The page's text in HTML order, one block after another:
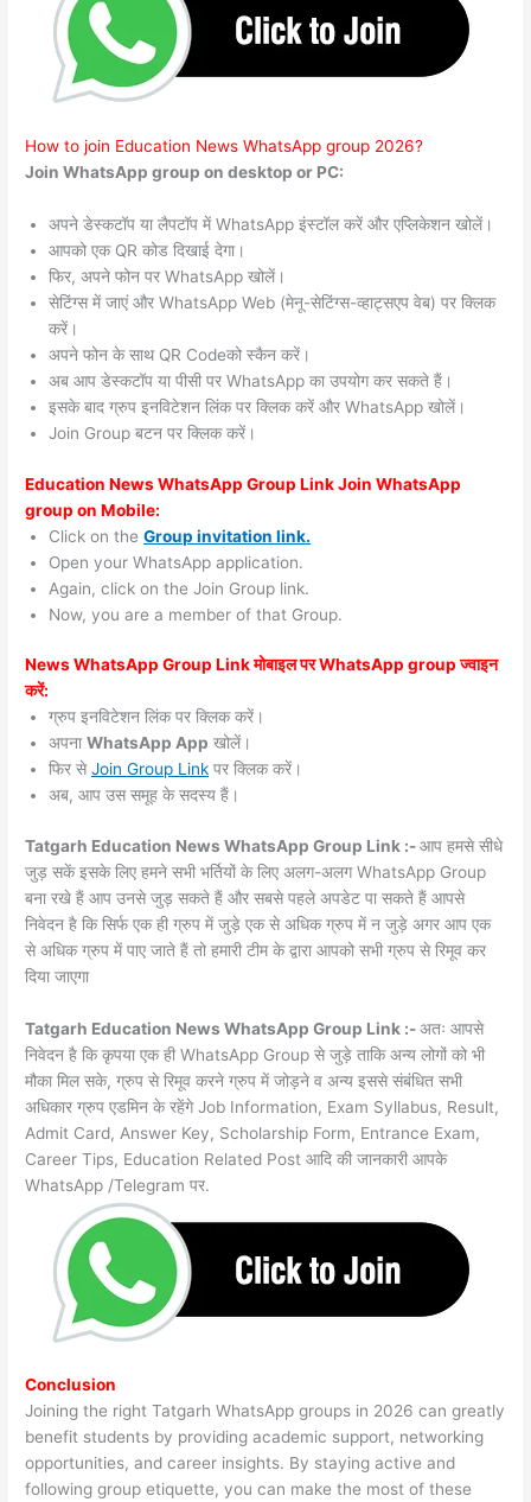
How to join Education News WhatsApp group 2026?
Join WhatsApp group on desktop or PC:
अपने डेस्कटॉप या लैपटॉप में WhatsApp इंस्टॉल करें और एप्लिकेशन खोलें।
आपको एक QR कोड दिखाई देगा।
फिर, अपने फोन पर WhatsApp खोलें।
सेटिंग्स में जाएं और WhatsApp Web (मेनू-सेटिंग्स-व्हाट्सएप वेब) पर क्लिक
करें।
अपने फोन के साथ QR Codeको स्कैन करें।
अब आप डेस्कटॉप या पीसी पर WhatsApp का उपयोग कर सकते हैं।
इसके बाद ग्रुप इनविटेशन लिंक पर क्लिक करें और WhatsApp खोलें।
Join Group बटन पर क्लिक करें।
Education News WhatsApp Group Link Join WhatsApp
group on Mobile:
Click on theGroup invitation link.
Open your WhatsApp application.
Again, click on the Join Group link.
Now, you are a member of that Group.
News WhatsApp Group Link मोबाइल पर WhatsApp group ज्वाइन
करें:
ग्रुप इनविटेशन लिंक पर क्लिक करें।
अपनाWhatsApp App खोलें।
फिर सेJoin Group Link पर क्लिक करें।
अब, आप उस समूह के सदस्य हैं।
Tatgarh Education News WhatsApp Group Link :-आप हमसे सीधे
जुड़ सकें इसके लिए हमने सभी भर्तियों के लिए अलग-अलग WhatsApp Group
बना रखे हैं आप उनसे जुड़ सकते हैं और सबसे पहले अपडेट पा सकते हैं आपसे
निवेदन है कि सिर्फ एक ही ग्रुप में जुड़े एक से अधिक ग्रुप में न जुड़े अगर आप एक
से अधिक ग्रुप में पाए जाते हैं तो हमारी टीम के द्वारा आपको सभी ग्रुप से रिमूव कर
दिया जाएगा
Tatgarh Education News WhatsApp Group Link :-अतः आपसे
निवेदन है कि कृपया एक ही WhatsApp Group से जुड़े ताकि अन्य लोगों को भी
मौका मिल सके, ग्रुप से रिमूव करने ग्रुप में जोड़ने व अन्य इससे संबंधित सभी
अधिकार ग्रुप एडमिन के रहेंगे Job Information, Exam Syllabus, Result,
Admit Card, Answer Key, Scholarship Form, Entrance Exam,
Career Tips, Education Related Post आदि की जानकारी आपके
WhatsApp /Telegram पर.
Conclusion
Joining the right Tatgarh WhatsApp groups in 2026 can greatly
benefit students by providing academic support, networking
opportunities, and career insights. By staying active and
following group etiquette, you can make the most of these